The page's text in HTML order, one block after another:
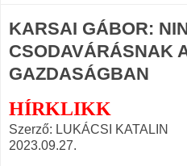
KARSAI GÁBOR:
CSODAVÁRÁSNAK
GAZDASÁGBAN
HÍRKLIKK
Szerző: LUKÁCSI KATALIN
2023.09.27.